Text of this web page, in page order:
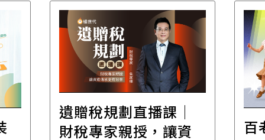
遺贈稅規劃直播課│
財稅專家親授，讓資
百